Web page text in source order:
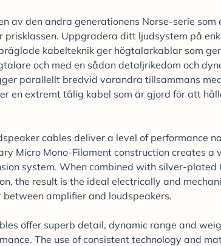
av den andra generationens Norse-serie
prisklassen. Uppgradera ditt ljudsystem på
kabelteknik ger högtalarkablar som
och med en sådan detaljrikedom och
parallellt bredvid varandra tillsammans
en extremt tålig kabel som är gjord för att
cables deliver a level of performance
Micro Mono-Filament construction creates
system. When combined with silver-
the result is the ideal electrically and
between amplifier and loudspeakers.
offer superb detail, dynamic range and
The use of consistent technology and